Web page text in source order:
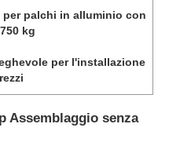
per palchi in alluminio con
kg
per l'installazione
Assemblaggio senza